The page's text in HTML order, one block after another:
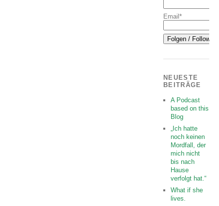
Email*
NEUESTE
BEITRÄGE
A Podcast
based on this
Blog
„Ich hatte
noch keinen
Mordfall, der
mich nicht
bis nach
Hause
verfolgt hat.“
What if she
lives.